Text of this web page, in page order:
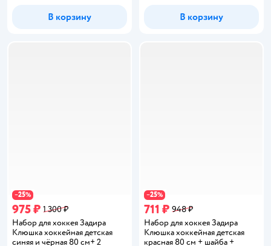
В корзину В корзину
−25%
975 ₽ 1 300 ₽
Набор для хоккея Задира
Клюшка хоккейная детская
синяя и чёрная 80 см+ 2
−25%
711 ₽ 948 ₽
Набор для хоккея Задира
Клюшка хоккейная детская
красная 80 см + шайба +